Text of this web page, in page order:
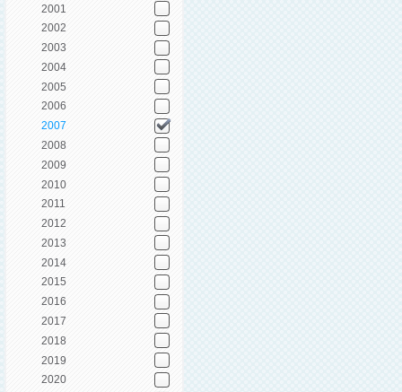
2001
2002
2003
2004
2005
2006
2007
2008
2009
2010
2011
2012
2013
2014
2015
2016
2017
2018
2019
2020